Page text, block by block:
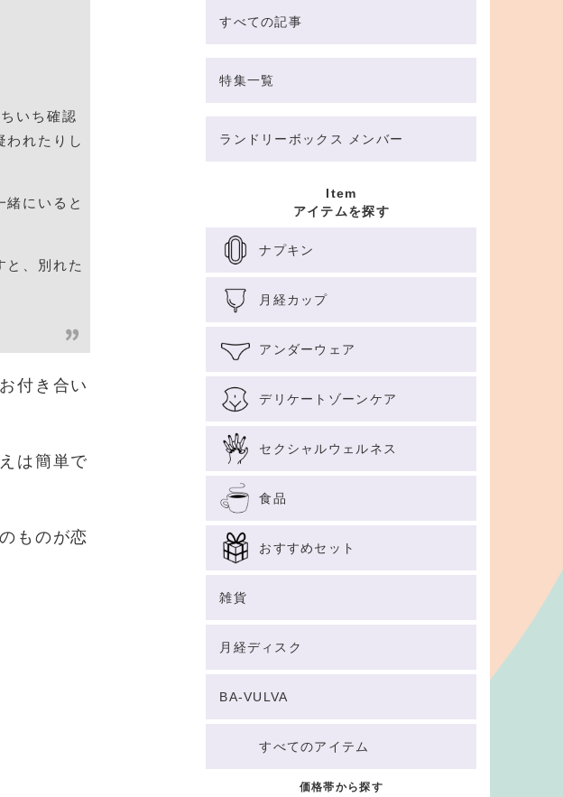
いち確認
われたりし
緒にいると
と、別れた
付き合い
は簡単で
ものが恋
すべての記事
特集一覧
ランドリーボックス メンバー
Item
アイテムを探す
ナプキン
月経カップ
アンダーウェア
デリケートゾーンケア
セクシャルウェルネス
食品
おすすめセット
雑貨
月経ディスク
BA-VULVA
すべてのアイテム
価格帯から探す